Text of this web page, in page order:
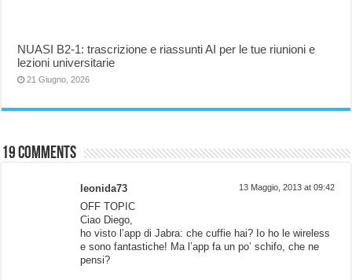
NUASI B2-1: trascrizione e riassunti AI per le tue riunioni e
lezioni universitarie
21 Giugno, 2026
19 comments
leonida73 13 Maggio, 2013 at 09:42
OFF TOPIC
Ciao Diego,
ho visto l’app di Jabra: che cuffie hai? Io ho le wireless
e sono fantastiche! Ma l’app fa un po’ schifo, che ne
pensi?